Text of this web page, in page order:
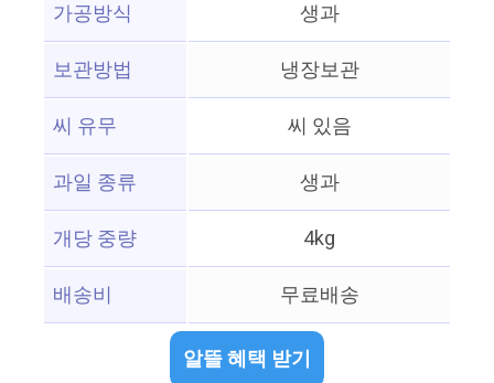
가공방식
생과
보관방법
냉장보관
씨 유무
씨 있음
과일 종류
생과
개당 중량
4kg
배송비
무료배송
알뜰 혜택 받기